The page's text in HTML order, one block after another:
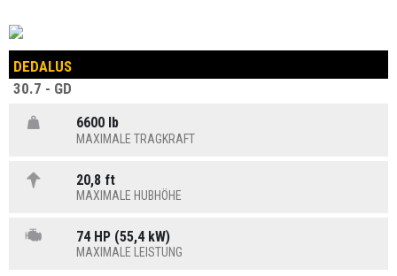
DEDALUS
30.7 - GD
6600 lb
MAXIMALE TRAGKRAFT
20,8 ft
MAXIMALE HUBHÖHE
74 HP (55,4 kW)
MAXIMALE LEISTUNG